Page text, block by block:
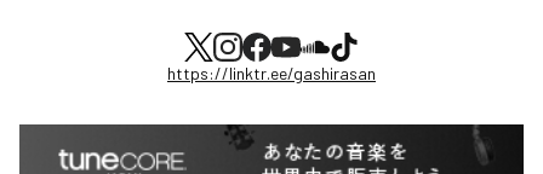
https://linktr.ee/gashirasan